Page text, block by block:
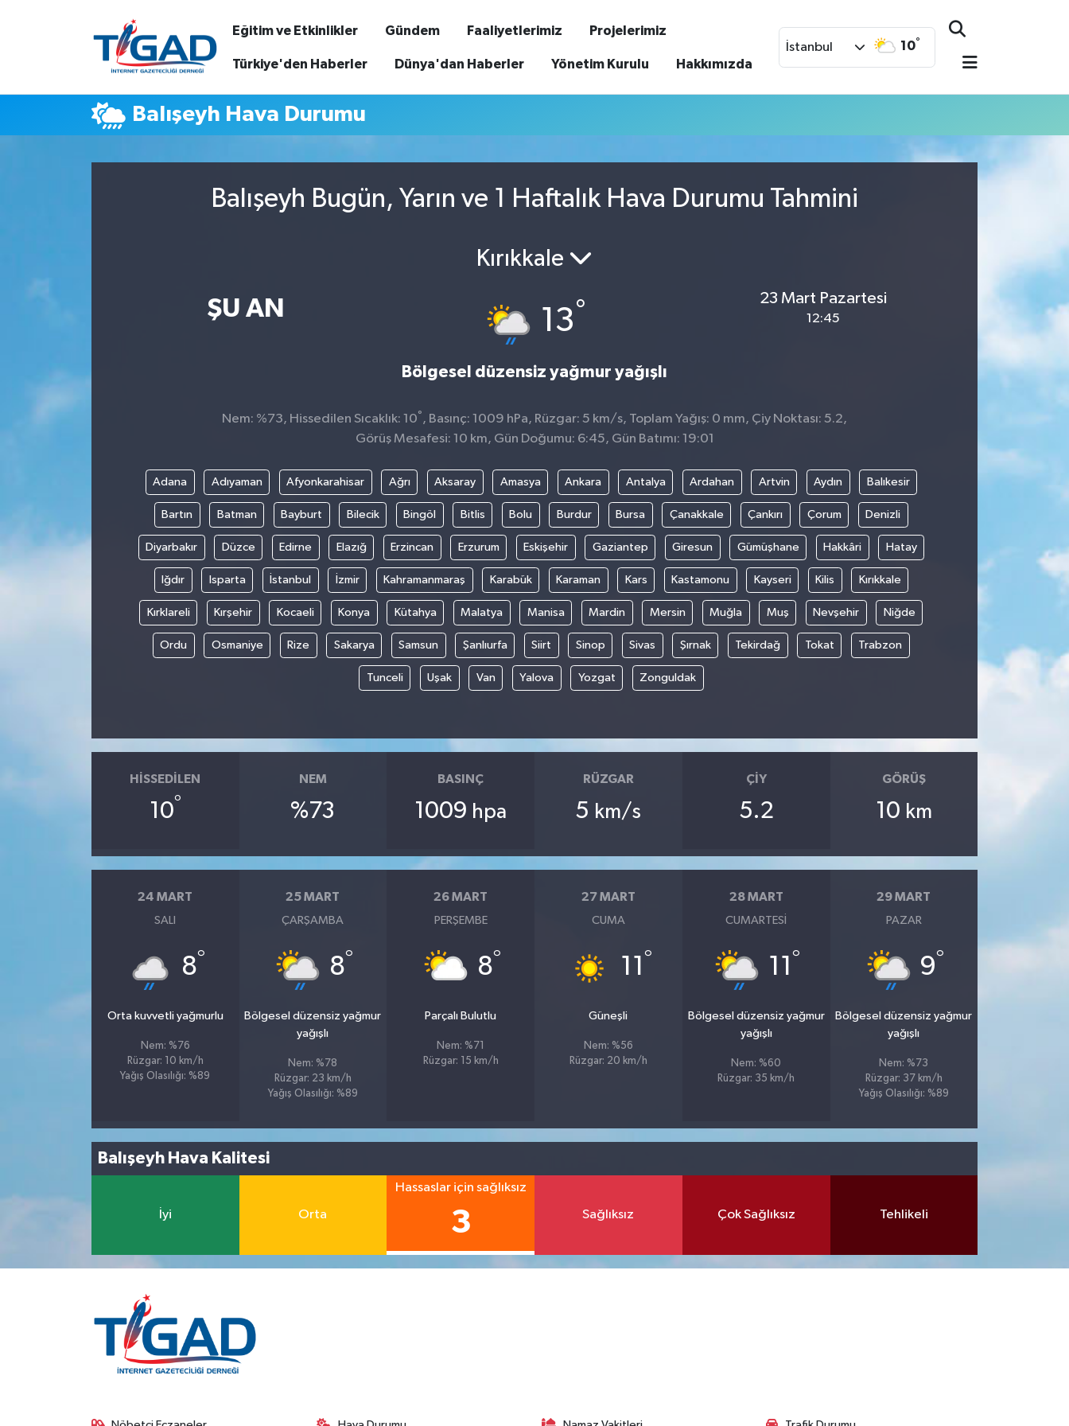
Eğitim ve Etkinlikler Gündem Faaliyetlerimiz Projelerimiz
Türkiye'den Haberler Dünya'dan Haberler Yönetim Kurulu Hakkımızda
İstanbul 10°
Balışeyh Hava Durumu
Balışeyh Bugün, Yarın ve 1 Haftalık Hava Durumu Tahmini
ŞU AN
Kırıkkale
13°
Bölgesel düzensiz yağmur yağışlı
23 Mart Pazartesi
12:45
Nem: %73, Hissedilen Sıcaklık: 10° , Basınç: 1009 hPa, Rüzgar: 5 km/s, Toplam Yağış: 0 mm, Çiy Noktası: 5.2,
Görüş Mesafesi: 10 km, Gün Doğumu: 6:45, Gün Batımı: 19:01
Adana Adıyaman Afyonkarahisar Ağrı Aksaray Amasya Ankara Antalya Ardahan Artvin Aydın Balıkesir
Bartın Batman Bayburt Bilecik Bingöl Bitlis Bolu Burdur Bursa Çanakkale Çankırı Çorum Denizli
Diyarbakır Düzce Edirne Elazığ Erzincan Erzurum Eskişehir Gaziantep Giresun Gümüşhane Hakkâri Hatay
Iğdır Isparta İstanbul İzmir Kahramanmaraş Karabük Karaman Kars Kastamonu Kayseri Kilis Kırıkkale
Kırklareli Kırşehir Kocaeli Konya Kütahya Malatya Manisa Mardin Mersin Muğla Muş Nevşehir Niğde
Ordu Osmaniye Rize Sakarya Samsun Şanlıurfa Siirt Sinop Sivas Şırnak Tekirdağ Tokat Trabzon
Tunceli Uşak Van Yalova Yozgat Zonguldak
HISSEDILEN
10°
NEM
%73
BASINÇ
1009 hpa
RÜZGAR
5 km/s
ÇIY
5.2
GÖRÜŞ
10 km
24 MART
SALI
8°
Orta kuvvetli yağmurlu
Nem: %76
Rüzgar: 10 km/h
Yağış Olasılığı: %89
25 MART
ÇARŞAMBA
8°
Bölgesel düzensiz yağmur
yağışlı
Nem: %78
Rüzgar: 23 km/h
Yağış Olasılığı: %89
26 MART
PERŞEMBE
8°
Parçalı Bulutlu
Nem: %71
Rüzgar: 15 km/h
27 MART
CUMA
11 °
Güneşli
Nem: %56
Rüzgar: 20 km/h
28 MART
CUMARTESI
11 °
Bölgesel düzensiz yağmur
yağışlı
Nem: %60
Rüzgar: 35 km/h
29 MART
PAZAR
9°
Bölgesel düzensiz yağmur
yağışlı
Nem: %73
Rüzgar: 37 km/h
Yağış Olasılığı: %89
Balışeyh Hava Kalitesi
İyi Orta
Hassaslar için sağlıksız
3 Sağlıksız Çok Sağlıksız Tehlikeli
Nöbetçi Eczaneler
Hava Durumu